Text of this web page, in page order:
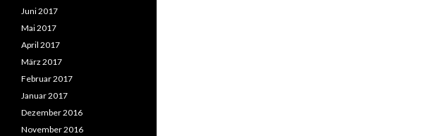
Juni 2017
Mai 2017
April 2017
März 2017
Februar 2017
Januar 2017
Dezember 2016
November 2016